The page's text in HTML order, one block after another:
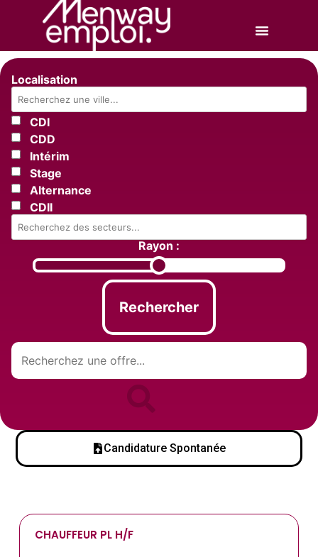
Localisation
CDI
CDD
Intérim
Stage
Alternance
CDII
Rayon :
Rechercher
Candidature Spontanée
CHAUFFEUR PL H/F